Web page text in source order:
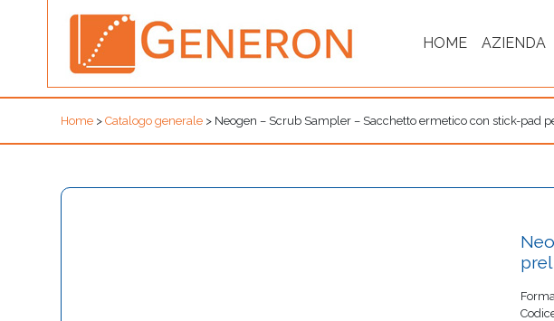
HOME AZIENDA
Home > Catalogo generale > Neogen – Scrub Sampler – Sacchetto ermetico con stick-